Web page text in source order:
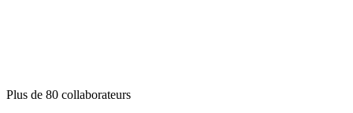
Plus de 80 collaborateurs